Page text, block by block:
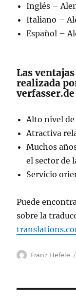
Inglés –
Italiano –
Español –
Las
realizada
verfasser.de
Alto nivel
Atractiva
Muchos
el sector de
Servicio
Puede
sobre la
Autor
Franz Hefele